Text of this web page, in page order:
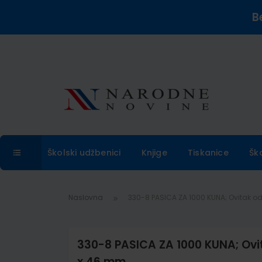
Školski udžbenici Knjige Tiskanice
Naslovna
330-8 PASICA ZA 1000 KUNA;